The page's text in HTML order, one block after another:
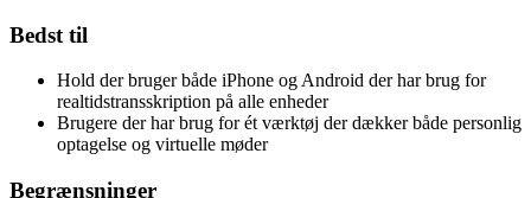
Bedst til
Hold der bruger både iPhone og Android der har brug for
realtidstransskription på alle enheder
Brugere der har brug for ét værktøj der dækker både personlig
optagelse og virtuelle møder
Begrænsninger